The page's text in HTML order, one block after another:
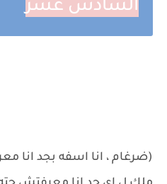
السادس عشر
(ضرغام ، انا اسفه بجد انا